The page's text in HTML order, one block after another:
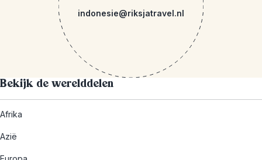
indonesie@riksjatravel.nl
Bekijk de werelddelen
Afrika
Azië